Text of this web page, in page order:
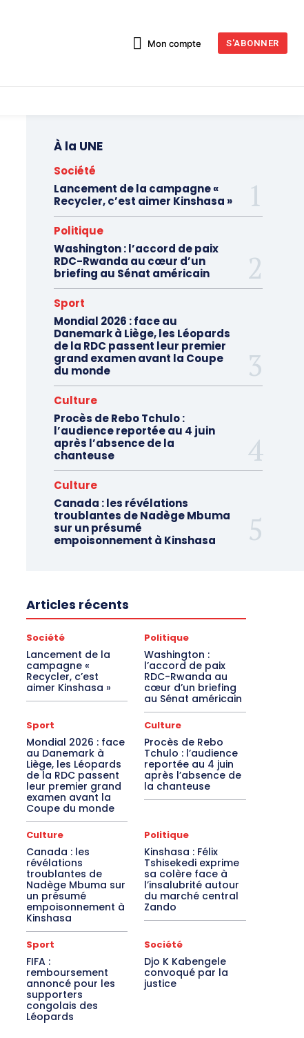
Mon compte S'ABONNER
À la UNE
Société
Lancement de la campagne «
Recycler, c’est aimer Kinshasa »
Politique
Washington : l’accord de paix
RDC-Rwanda au cœur d’un
briefing au Sénat américain
Sport
Mondial 2026 : face au
Danemark à Liège, les Léopards
de la RDC passent leur premier
grand examen avant la Coupe
du monde
Culture
Procès de Rebo Tchulo :
l’audience reportée au 4 juin
après l’absence de la
chanteuse
Culture
Canada : les révélations
troublantes de Nadège Mbuma
sur un présumé
empoisonnement à Kinshasa
Articles récents
Société
Lancement de la
campagne «
Recycler, c’est
aimer Kinshasa »
Politique
Washington :
l’accord de paix
RDC-Rwanda au
cœur d’un briefing
au Sénat américain
Sport
Mondial 2026 : face
au Danemark à
Liège, les Léopards
de la RDC passent
leur premier grand
examen avant la
Coupe du monde
Culture
Procès de Rebo
Tchulo : l’audience
reportée au 4 juin
après l’absence de
la chanteuse
Culture
Canada : les
révélations
troublantes de
Nadège Mbuma sur
un présumé
empoisonnement à
Kinshasa
Politique
Kinshasa : Félix
Tshisekedi exprime
sa colère face à
l’insalubrité autour
du marché central
Zando
Sport
FIFA :
remboursement
annoncé pour les
supporters
congolais des
Léopards
Société
Djo K Kabengele
convoqué par la
justice